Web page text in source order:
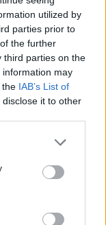
utilized by
parties prior to
the further
third parties on the
information may
the IAB’s List of
it to other
a hőség